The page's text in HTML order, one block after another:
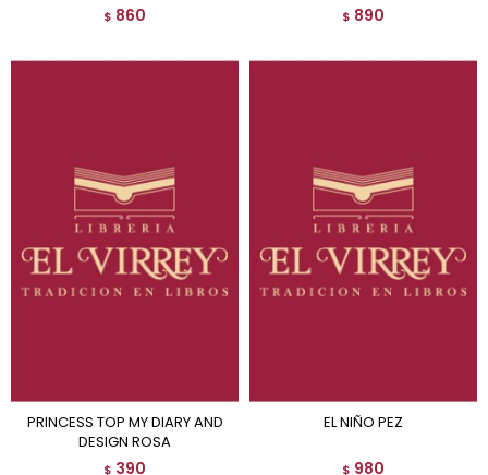
$ 860 $ 890
PRINCESS TOP MY DIARY AND
DESIGN ROSA
$ 390
EL NIÑO PEZ
$ 980